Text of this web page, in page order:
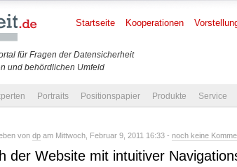
für Fragen der Datensicherheit
und behördlichen Umfeld
Startseite Kooperationen
Portraits Positionspapier Produkte Service
von dp am Mittwoch, Februar 9, 2011 16:33 - noch keine
der Website mit intuitiver